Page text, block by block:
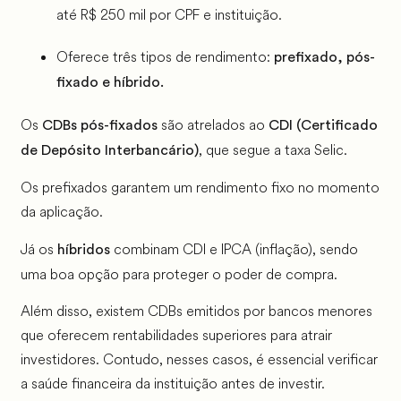
até R$ 250 mil por CPF e instituição.
Oferece três tipos de rendimento: prefixado, pós-
fixado e híbrido.
Os CDBs pós-fixadossão atrelados ao CDI (Certificado
de Depósito Interbancário), que segue a taxa Selic.
Os prefixados garantem um rendimento fixo no momento
da aplicação.
Já os híbridoscombinam CDI e IPCA (inflação), sendo
uma boa opção para proteger o poder de compra.
Além disso, existem CDBs emitidos por bancos menores
que oferecem rentabilidades superiores para atrair
investidores. Contudo, nesses casos, é essencial verificar
a saúde financeira da instituição antes de investir.